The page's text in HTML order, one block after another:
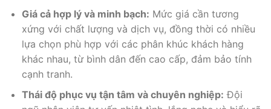
Giá cả hợp lý và minh bạch: Mức giá cần tương
xứng với chất lượng và dịch vụ, đồng thời có nhiều
lựa chọn phù hợp với các phân khúc khách hàng
khác nhau, từ bình dân đến cao cấp, đảm bảo tính
cạnh tranh.
Thái độ phục vụ tận tâm và chuyên nghiệp: Đội